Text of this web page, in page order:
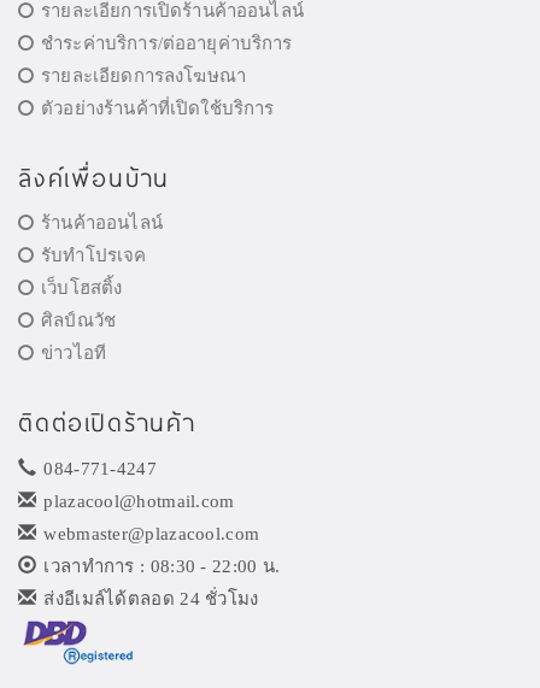
รายละเอียการเปิดร้านค้าออนไลน์
ชำระค่าบริการ/ต่ออายุค่าบริการ
รายละเอียดการลงโฆษณา
ตัวอย่างร้านค้าที่เปิดใช้บริการ
ลิงค์เพื่อนบ้าน
ร้านค้าออนไลน์
รับทำโปรเจค
เว็บโฮสติ้ง
ศิลป์ณวัช
ข่าวไอที
ติดต่อเปิดร้านค้า
084-771-4247
plazacool@hotmail.com
webmaster@plazacool.com
เวลาทำการ : 08:30 - 22:00 น.
ส่งอีเมล์ได้ตลอด 24 ชั่วโมง